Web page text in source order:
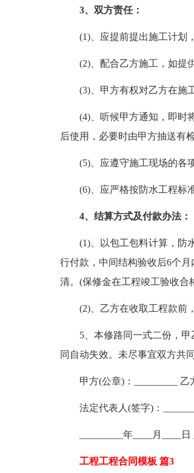
3、双方责任：
(1)、应提前提出施工计划，
(2)、配合乙方施工，如提供
(3)、甲方有权对乙方在施工
(4)、听候甲方通知，即时将
后使用，必要时由甲方抽送有
(5)、应遵守施工现场的各项
(6)、应严格按防水工程标准
4、结算方式及付款办法：
(1)、以包工包料计算，防水
行付款，中间结构验收后6个
清。(保修金在工程竣工验收合
(2)、乙方在收取工程款前，
5、本修路同一式二份，甲
同自动失效。未尽事宜双方共
甲方(公章)：_________ 乙方
法定代表人(签字)：
_________年____月____日
工程工程合同模板 篇3